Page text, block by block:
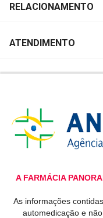
RELACIONAMENTO
ATENDIMENTO
A FARMÁCIA
As informações
automedicação e